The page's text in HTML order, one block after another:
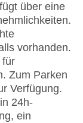
über eine
vorhanden.
für
Zum Parken
Verfügung.
24h-
ein